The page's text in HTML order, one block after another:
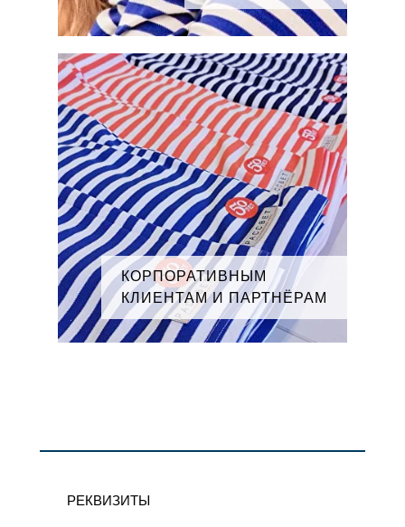
КОРПОРАТИВНЫМ
КЛИЕНТАМ И ПАРТНЁРАМ
РЕКВИЗИТЫ